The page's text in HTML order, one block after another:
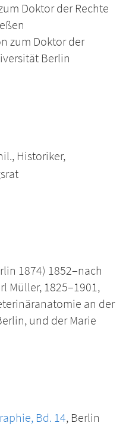
Doktor der Rechte
zum Doktor der
Berlin
Historiker,
1874) 1852–nach
Müller, 1825–1901,
an der
und der Marie
Bd. 14, Berlin